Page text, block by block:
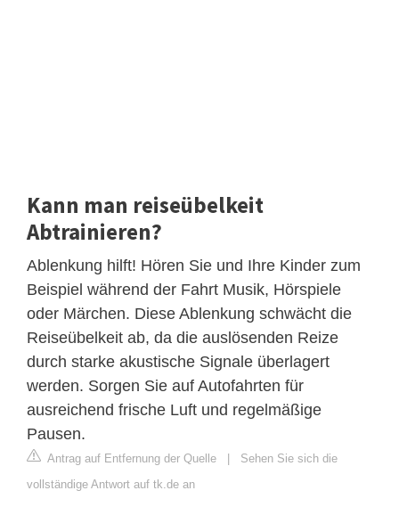
Kann man reiseübelkeit
Abtrainieren?
Ablenkung hilft! Hören Sie und Ihre Kinder zum
Beispiel während der Fahrt Musik, Hörspiele
oder Märchen. Diese Ablenkung schwächt die
Reiseübelkeit ab, da die auslösenden Reize
durch starke akustische Signale überlagert
werden. Sorgen Sie auf Autofahrten für
ausreichend frische Luft und regelmäßige
Pausen.
Antrag auf Entfernung der Quelle | Sehen Sie sich die
vollständige Antwort auf tk.de an